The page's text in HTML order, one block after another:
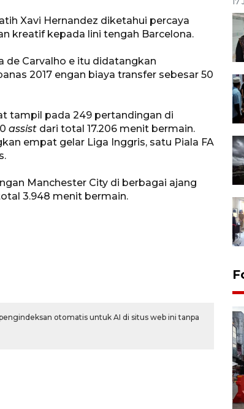
Xavi Hernandez diketahui percaya
kreatif kepada lini tengah Barcelona.
de Carvalho e itu didatangkan
2017 engan biaya transfer sebesar 50
tampil pada 249 pertandingan di
assist dari total 17.206 menit bermain.
empat gelar Liga Inggris, satu Piala FA
Manchester City di berbagai ajang
3.948 menit bermain.
otomatis untuk AI di situs web ini tanpa